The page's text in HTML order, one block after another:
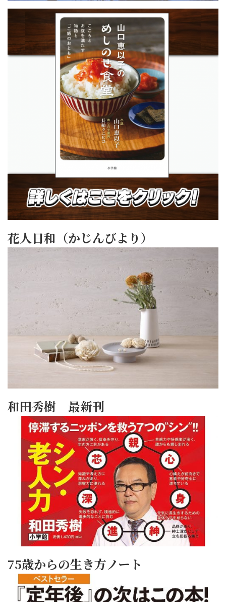
花人日和（かじんびより）
和田秀樹 最新刊
75歳からの生き方ノート